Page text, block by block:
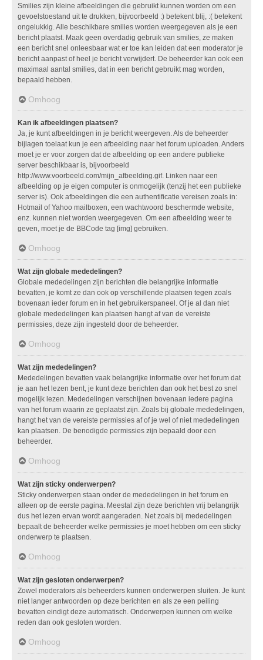
Smilies zijn kleine afbeeldingen die gebruikt kunnen worden om een
gevoelstoestand uit te drukken, bijvoorbeeld :) betekent blij, :( betekent
ongelukkig. Alle beschikbare smilies worden weergegeven als je een
bericht plaatst. Maak geen overdadig gebruik van smilies, ze maken
een bericht snel onleesbaar wat er toe kan leiden dat een moderator je
bericht aanpast of heel je bericht verwijdert. De beheerder kan ook een
maximaal aantal smilies, dat in een bericht gebruikt mag worden,
bepaald hebben.
Omhoog
Kan ik afbeeldingen plaatsen?
Ja, je kunt afbeeldingen in je bericht weergeven. Als de beheerder
bijlagen toelaat kun je een afbeelding naar het forum uploaden. Anders
moet je er voor zorgen dat de afbeelding op een andere publieke
server beschikbaar is, bijvoorbeeld
http://www.voorbeeld.com/mijn_afbeelding.gif. Linken naar een
afbeelding op je eigen computer is onmogelijk (tenzij het een publieke
server is). Ook afbeeldingen die een authentificatie vereisen zoals in:
Hotmail of Yahoo mailboxen, een wachtwoord beschermde website,
enz. kunnen niet worden weergegeven. Om een afbeelding weer te
geven, moet je de BBCode tag [img] gebruiken.
Omhoog
Wat zijn globale mededelingen?
Globale mededelingen zijn berichten die belangrijke informatie
bevatten, je komt ze dan ook op verschillende plaatsen tegen zoals
bovenaan ieder forum en in het gebruikerspaneel. Of je al dan niet
globale mededelingen kan plaatsen hangt af van de vereiste
permissies, deze zijn ingesteld door de beheerder.
Omhoog
Wat zijn mededelingen?
Mededelingen bevatten vaak belangrijke informatie over het forum dat
je aan het lezen bent, je kunt deze berichten dan ook het best zo snel
mogelijk lezen. Mededelingen verschijnen bovenaan iedere pagina
van het forum waarin ze geplaatst zijn. Zoals bij globale mededelingen,
hangt het van de vereiste permissies af of je wel of niet mededelingen
kan plaatsen. De benodigde permissies zijn bepaald door een
beheerder.
Omhoog
Wat zijn sticky onderwerpen?
Sticky onderwerpen staan onder de mededelingen in het forum en
alleen op de eerste pagina. Meestal zijn deze berichten vrij belangrijk
dus het lezen ervan wordt aangeraden. Net zoals bij mededelingen
bepaalt de beheerder welke permissies je moet hebben om een sticky
onderwerp te plaatsen.
Omhoog
Wat zijn gesloten onderwerpen?
Zowel moderators als beheerders kunnen onderwerpen sluiten. Je kunt
niet langer antwoorden op deze berichten en als ze een peiling
bevatten eindigt deze automatisch. Onderwerpen kunnen om welke
reden dan ook gesloten worden.
Omhoog